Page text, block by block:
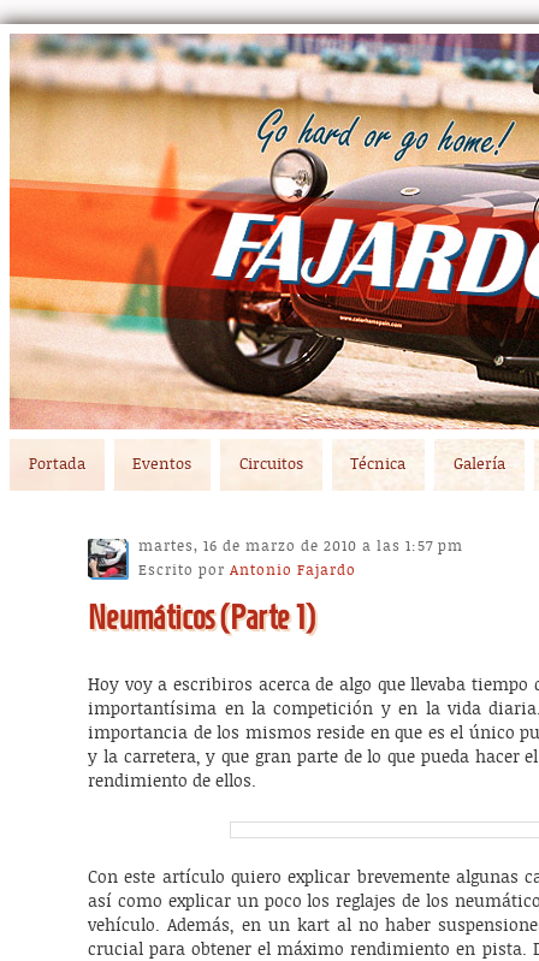
Skip to primary content
Skip to secondary content
Portada Eventos Circuitos Técnica Galería
Neumáticos (Parte 1)
martes, 16 de marzo de 2010 a las 1:57 pm
Escrito porAntonio Fajardo
Hoy voy a escribiros acerca de algo que llevaba
importantísima en la competición y en la vida
importancia de los mismos reside en que es el único
y la carretera, y que gran parte de lo que pueda hacer
rendimiento de ellos.
Con este artículo quiero explicar brevemente algunas
así como explicar un poco los reglajes de los
vehículo. Además, en un kart al no haber
crucial para obtener el máximo rendimiento en pista.